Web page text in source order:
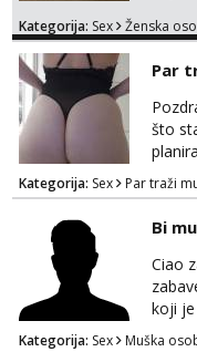
me
Kategorija: Sex Ženska
Par
što
opisu
Kategorija: Sex Par traži
Bi
Ciao
koji
se
Kategorija: Sex Muška